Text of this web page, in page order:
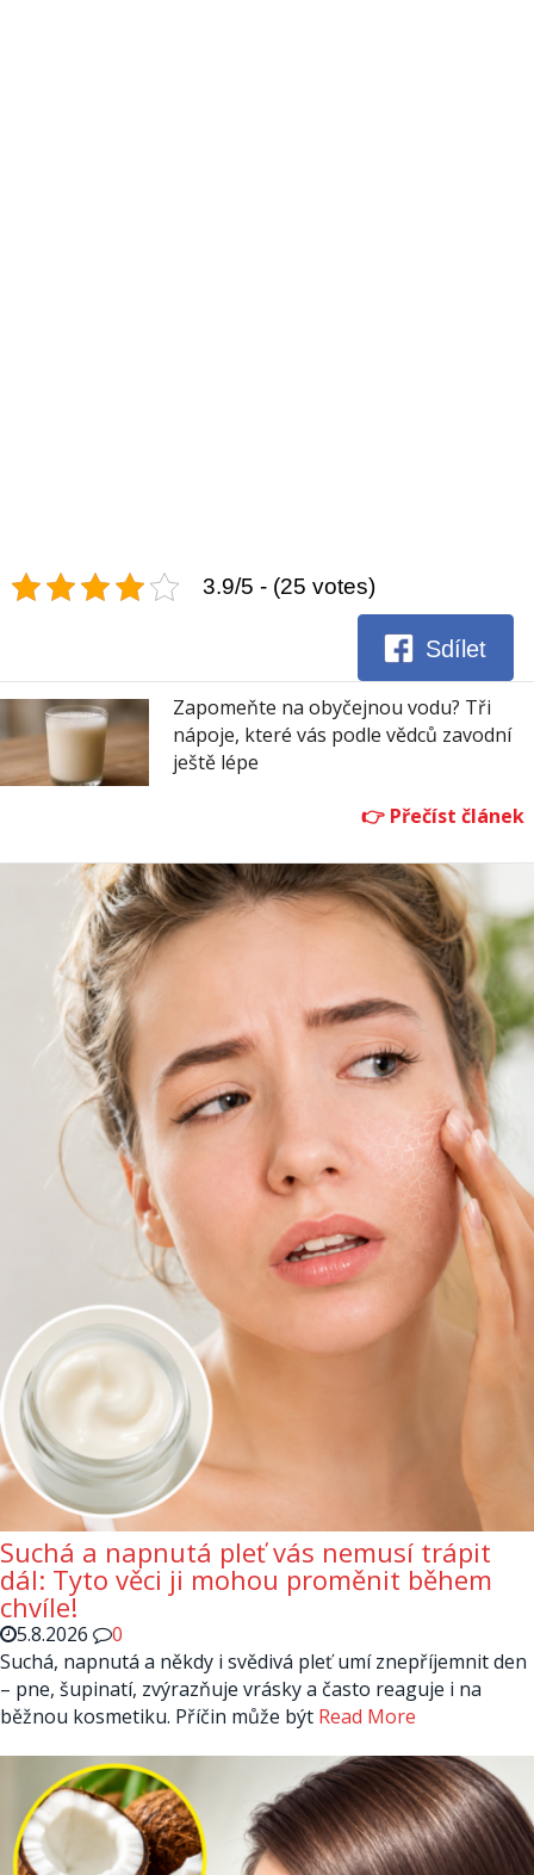
3.9/5 - (25 votes)
Sdílet
Zapomeňte na obyčejnou vodu? Tři
nápoje, které vás podle vědců zavodní
ještě lépe
Suchá a napnutá pleť vás nemusí trápit
dál: Tyto věci ji mohou proměnit během
chvíle!
5.8.2026
0
Suchá, napnutá a někdy i svědivá pleť umí znepříjemnit den
– pne, šupinatí, zvýrazňuje vrásky a často reaguje i na
běžnou kosmetiku. Příčin může být Read More